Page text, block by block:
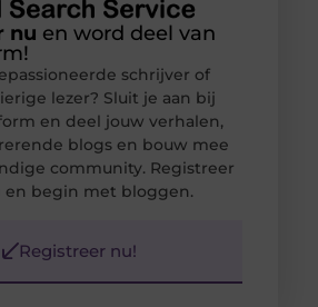
nu en word deel van
schrijver of
lezer? Sluit je aan bij
en deel jouw verhalen,
blogs en bouw mee
community. Registreer
en begin met bloggen.
Registreer nu!